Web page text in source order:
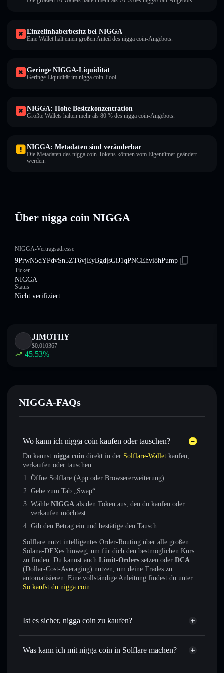
Einzelinhaberbesitz bei NIGGA
Eine Wallet hält einen großen Anteil des nigga coin-Angebots.
Geringe NIGGA-Liquidität
Geringe Liquidität im nigga coin-Pool.
NIGGA: Hohe Besitzkonzentration
Größte Wallets halten mehr als 80 % des nigga coin-Angebots.
NIGGA: Metadaten sind veränderbar
Die Metadaten des nigga coin-Tokens können vom Eigentümer geändert
werden.
Über nigga coin NIGGA
NIGGA-Vertragsadresse
9PrwN5dYPdvSn5ZT6vjEyBgdjsGiJ1qPNCEhvi8hPump
Ticker
NIGGA
Status
Nicht verifiziert
JIMOTHY
$0.010367
45.53%
NIGGA-FAQs
Wo kann ich nigga coin kaufen oder tauschen?
Du kannst nigga coin direkt in der Solflare-Wallet kaufen,
verkaufen oder tauschen:
Öffne Solflare (App oder Browsererweiterung)
Gehe zum Tab „Swap“
Wähle NIGGA als den Token aus, den du kaufen oder
verkaufen möchtest
Gib den Betrag ein und bestätige den Tausch
Solflare nutzt intelligentes Order-Routing über alle großen
Solana-DEXes hinweg, um für dich den bestmöglichen Kurs
zu finden. Du kannst auch Limit-Orders setzen oder DCA
(Dollar-Cost-Averaging) nutzen, um deine Trades zu
automatisieren. Eine vollständige Anleitung findest du unter
So kaufst du nigga coin.
Ist es sicher, nigga coin zu kaufen?
nigga coin nicht verifiziert
Was kann ich mit nigga coin in Solflare machen?
nigga coin
Solflare-Wallet